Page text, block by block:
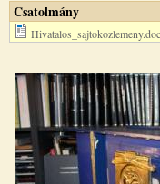
Csatolmány
Hivatalos_sajtokozlemeny.doc